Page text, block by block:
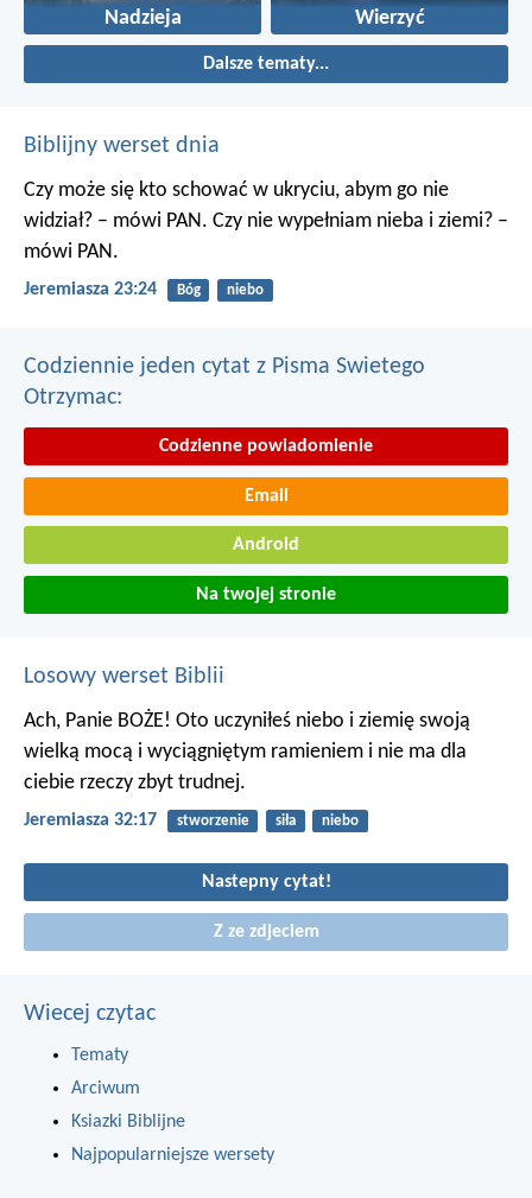
Nadzieja Wierzyć
Dalsze tematy...
Biblijny werset dnia
Czy może się kto schować w ukryciu, abym go nie
widział? – mówi PAN. Czy nie wypełniam nieba i ziemi? –
mówi PAN.
Jeremiasza 23:24 Bóg niebo
Codziennie jeden cytat z Pisma Swietego
Otrzymac:
Codzienne powiadomienie
Email
Android
Na twojej stronie
Losowy werset Biblii
Ach, Panie BOŻE! Oto uczyniłeś niebo i ziemię swoją
wielką mocą i wyciągniętym ramieniem i nie ma dla
ciebie rzeczy zbyt trudnej.
Jeremiasza 32:17 stworzenie siła niebo
Nastepny cytat!
Z ze zdjeciem
Wiecej czytac
Tematy
Arciwum
Ksiazki Biblijne
Najpopularniejsze wersety